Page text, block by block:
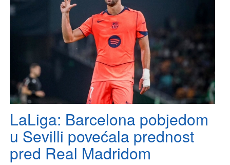
LaLiga: Barcelona pobjedom
u Sevilli povećala prednost
pred Real Madridom